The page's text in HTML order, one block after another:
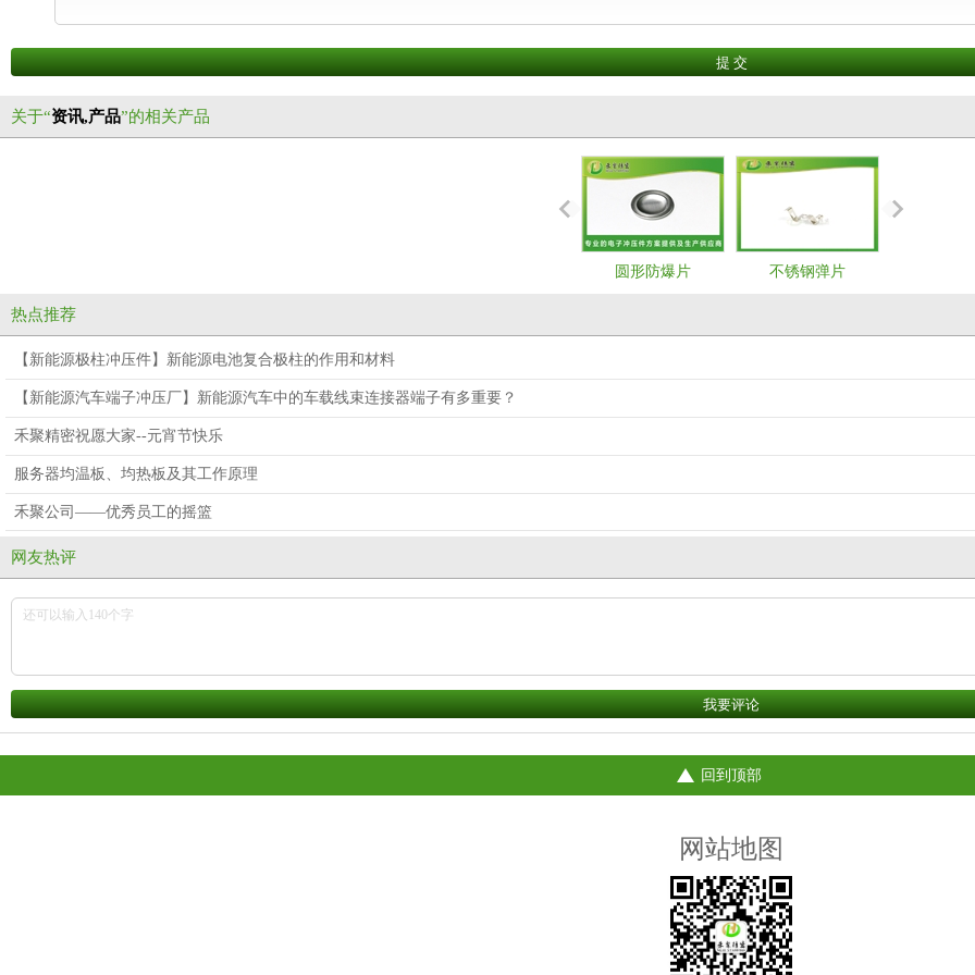
关于“资讯,产品”的相关产品
圆形防爆片 不锈钢弹片
热点推荐
【新能源极柱冲压件】新能源电池复合极柱的作用和材料
【新能源汽车端子冲压厂】新能源汽车中的车载线束连接器端子有多重要？
禾聚精密祝愿大家--元宵节快乐
服务器均温板、均热板及其工作原理
禾聚公司——优秀员工的摇篮
网友热评
回到顶部
网站地图